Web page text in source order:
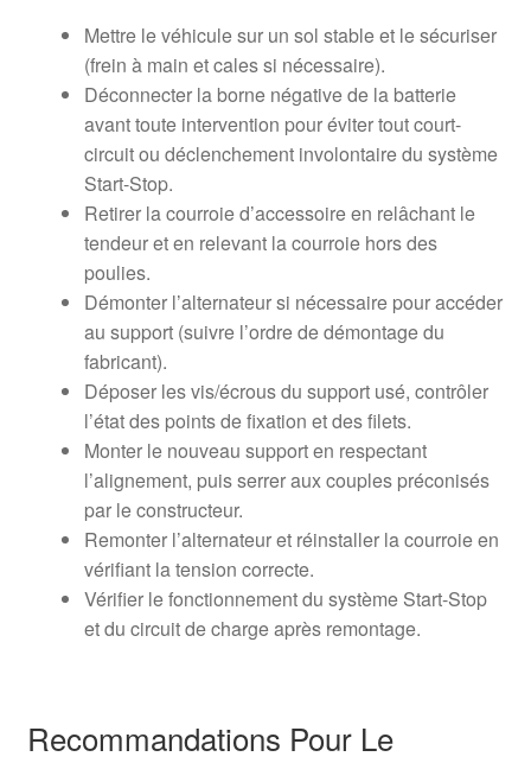
Mettre le véhicule sur un sol stable et le sécuriser
(frein à main et cales si nécessaire).
Déconnecter la borne négative de la batterie
avant toute intervention pour éviter tout court-
circuit ou déclenchement involontaire du système
Start-Stop.
Retirer la courroie d’accessoire en relâchant le
tendeur et en relevant la courroie hors des
poulies.
Démonter l’alternateur si nécessaire pour accéder
au support (suivre l’ordre de démontage du
fabricant).
Déposer les vis/écrous du support usé, contrôler
l’état des points de fixation et des filets.
Monter le nouveau support en respectant
l’alignement, puis serrer aux couples préconisés
par le constructeur.
Remonter l’alternateur et réinstaller la courroie en
vérifiant la tension correcte.
Vérifier le fonctionnement du système Start-Stop
et du circuit de charge après remontage.
Recommandations Pour Le